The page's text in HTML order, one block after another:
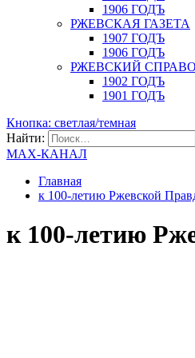
1906 ГОДЪ
РЖЕВСКАЯ ГАЗЕТА
1907 ГОДЪ
1906 ГОДЪ
РЖЕВСКИЙ
1902 ГОДЪ
1901 ГОДЪ
Кнопка: светлая/темная
Найти:
MAX-КАНАЛ
Главная
к 100-летию Ржевской
к 100-летию